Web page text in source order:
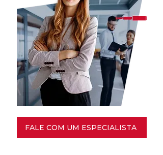
FALE COM UM ESPECIALISTA